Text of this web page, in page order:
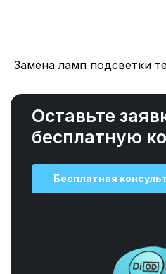
Замена ламп подсветки
Оставьте
бесплатную
Бесплатная